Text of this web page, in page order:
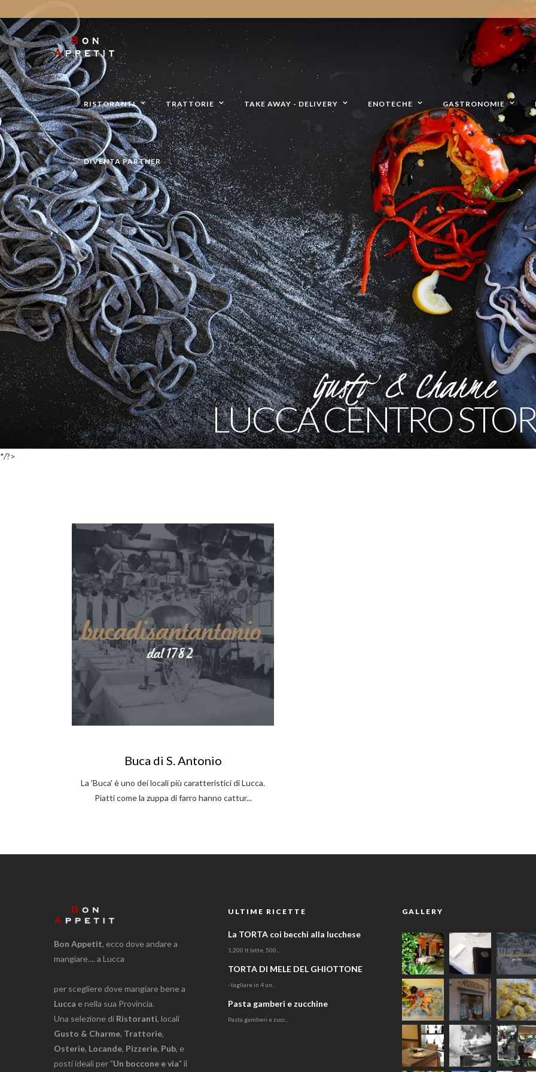
RISTORANTI TRATTORIE TAKE AWAY - DELIVERY ENOTECHE GASTRONOMIE
DIVENTA PARTNER
Gusto & Charme
LUCCA CENTRO
*/?>
Buca di S. Antonio
La 'Buca' è uno dei locali più caratteristici di Lucca.
Piatti come la zuppa di farro hanno cattur...
Bon Appetit, ecco dove andare a
mangiare.... a Lucca
per scegliere dove mangiare bene a
Lucca e nella sua Provincia.
Una selezione di Ristoranti, locali
Gusto & Charme, Trattorie,
Osterie, Locande, Pizzerie, Pub, e
posti ideali per "Un boccone e via" il
ULTIME RICETTE
La TORTA coi becchi alla lucchese
1,200 lt latte, 500...
TORTA DI MELE DEL GHIOTTONE
- tagliare in 4 un...
Pasta gamberi e zucchine
Pasta gamberi e zucc...
GALLERY